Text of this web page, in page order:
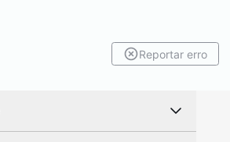
Reportar erro